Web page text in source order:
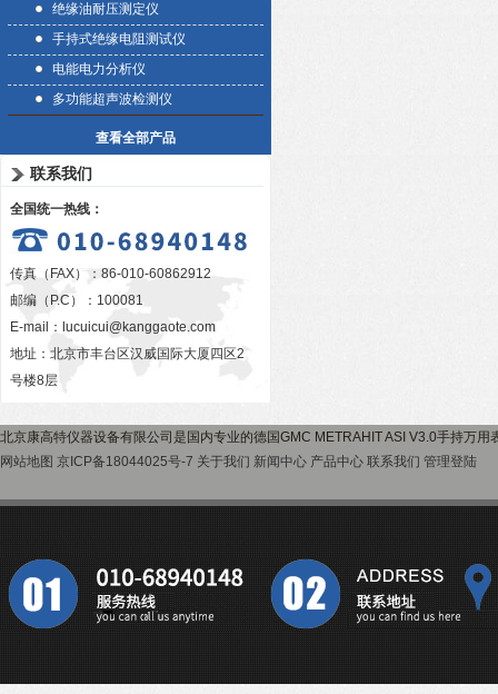
绝缘油耐压测定仪
手持式绝缘电阻测试仪
电能电力分析仪
多功能超声波检测仪
查看全部产品
联系我们
全国统一热线：
传真（FAX）：86-010-60862912
邮编（P.C）：100081
E-mail： lucuicui@kanggaote.com
地址：北京市丰台区汉威国际大厦四区2
号楼8层
北京康高特仪器设备有限公司是国内专业的德国GMC METRAHIT ASI V3.0手持万用
网站地图 京ICP备18044025号-7 关于我们 新闻中心 产品中心 联系我们 管理登陆